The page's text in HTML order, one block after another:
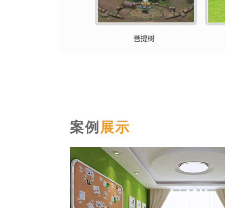
案例 展示